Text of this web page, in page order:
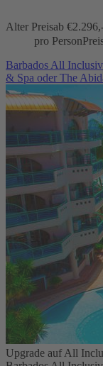
Alter Preisab €
pro Person
Barbados All
& Spa oder The
Upgrade auf All